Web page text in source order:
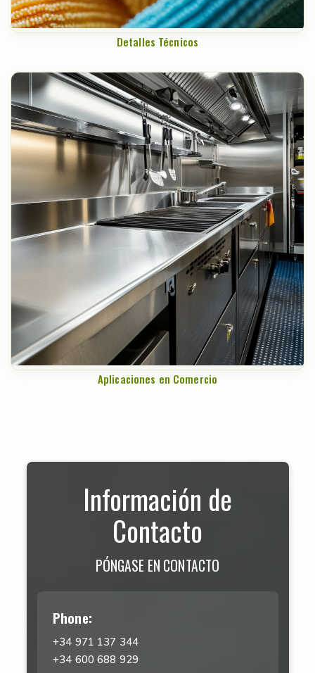
Detalles Técnicos
Aplicaciones en Comercio
Información de
Contacto
PÓNGASE EN CONTACTO
Phone:
+34 971 137 344
+34 600 688 929